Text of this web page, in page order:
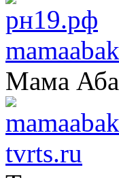
Мама
tvrts.ru